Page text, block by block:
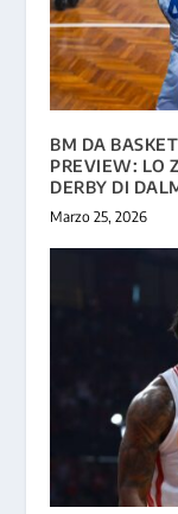
BM DA
PREVIEW: LO
DERBY DI
Marzo 25, 2026